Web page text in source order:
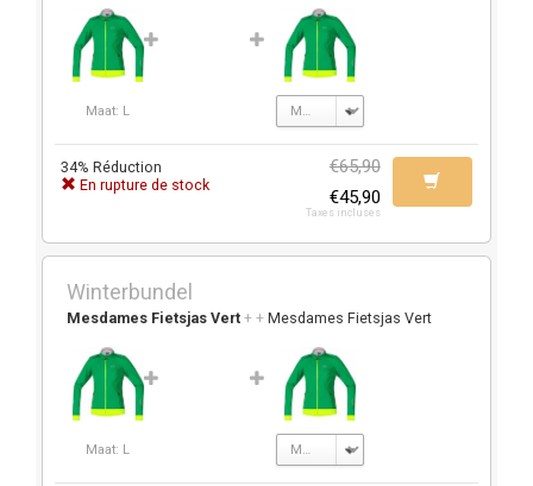
Maat: L
34% Réduction
€65,90
€45,90
Taxes incluses
En rupture de stock
Winterbundel
Mesdames Fietsjas Vert + + Mesdames Fietsjas Vert
Maat: L